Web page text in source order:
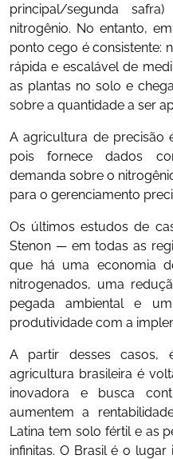
principal/segunda
nitrogênio. No entanto,
ponto cego é consistente:
rápida e escalável de
as plantas no solo e
sobre a quantidade a ser
A agricultura de precisão
pois fornece dados
demanda sobre o
para o gerenciamento
Os últimos estudos de
Stenon — em todas as
que há uma economia
nitrogenados, uma
pegada ambiental e
produtividade com a
A partir desses casos,
agricultura brasileira é
inovadora e busca
aumentem a
Latina tem solo fértil e as
infinitas. O Brasil é o